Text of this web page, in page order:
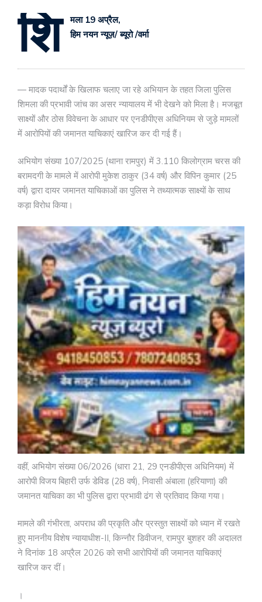
शि
मला 19 अप्रैल,
हिम नयन न्यूज़/ ब्यूरो /वर्मा
— मादक पदार्थों के खिलाफ चलाए जा रहे अभियान के तहत जिला पुलिस
शिमला की प्रभावी जांच का असर न्यायालय में भी देखने को मिला है। मजबूत
साक्ष्यों और ठोस विवेचना के आधार पर एनडीपीएस अधिनियम से जुड़े मामलों
में आरोपियों की जमानत याचिकाएं खारिज कर दी गई हैं।
अभियोग संख्या 107/2025 (थाना रामपुर) में 3.110 किलोग्राम चरस की
बरामदगी के मामले में आरोपी मुकेश ठाकुर (34 वर्ष) और विपिन कुमार (25
वर्ष) द्वारा दायर जमानत याचिकाओं का पुलिस ने तथ्यात्मक साक्ष्यों के साथ
कड़ा विरोध किया।
वहीं, अभियोग संख्या 06/2026 (धारा 21, 29 एनडीपीएस अधिनियम) में
आरोपी विजय बिहारी उर्फ डेविड (28 वर्ष), निवासी अंबाला (हरियाणा) की
जमानत याचिका का भी पुलिस द्वारा प्रभावी ढंग से प्रतिवाद किया गया।
मामले की गंभीरता, अपराध की प्रकृति और प्रस्तुत साक्ष्यों को ध्यान में रखते
हुए माननीय विशेष न्यायाधीश-II, किन्नौर डिवीजन, रामपुर बुशहर की अदालत
ने दिनांक 18 अप्रैल 2026 को सभी आरोपियों की जमानत याचिकाएं
खारिज कर दीं।
।